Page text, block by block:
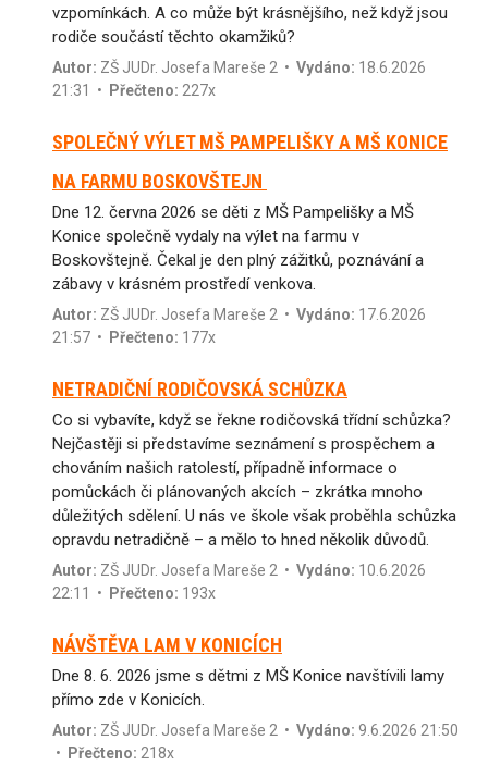
vzpomínkách. A co může být krásnějšího, než když jsou
rodiče součástí těchto okamžiků?
Autor: ZŠ JUDr. Josefa Mareše 2 • Vydáno: 18.6.2026
21:31 •
Přečteno: 227x
SPOLEČNÝ VÝLET MŠ PAMPELIŠKY A MŠ KONICE
NA FARMU BOSKOVŠTEJN
Dne 12. června 2026 se děti z MŠ Pampelišky a MŠ
Konice společně vydaly na výlet na farmu v
Boskovštejně. Čekal je den plný zážitků, poznávání a
zábavy v krásném prostředí venkova.
Autor: ZŠ JUDr. Josefa Mareše 2 • Vydáno: 17.6.2026
21:57 •
Přečteno: 177x
NETRADIČNÍ RODIČOVSKÁ SCHŮZKA
Co si vybavíte, když se řekne rodičovská třídní schůzka?
Nejčastěji si představíme seznámení s prospěchem a
chováním našich ratolestí, případně informace o
pomůckách či plánovaných akcích – zkrátka mnoho
důležitých sdělení. U nás ve škole však proběhla schůzka
opravdu netradičně – a mělo to hned několik důvodů.
Autor: ZŠ JUDr. Josefa Mareše 2 • Vydáno: 10.6.2026
22:11 •
Přečteno: 193x
NÁVŠTĚVA LAM V KONICÍCH
Dne 8. 6. 2026 jsme s dětmi z MŠ Konice navštívili lamy
přímo zde v Konicích.
Autor: ZŠ JUDr. Josefa Mareše 2 • Vydáno: 9.6.2026 21:50
•
Přečteno: 218x